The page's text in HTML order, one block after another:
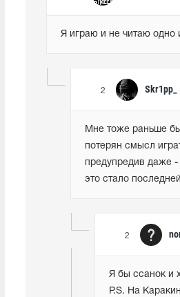
Я играю и не читаю одно
2 Skr1pp_
Мне тоже раньше
потерян смысл
предупредив даже -
это стало
2
Я бы ссанок и
P.S. На